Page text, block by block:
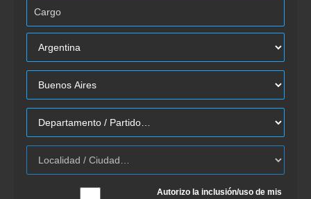
Autorizo la inclusión/uso de mis